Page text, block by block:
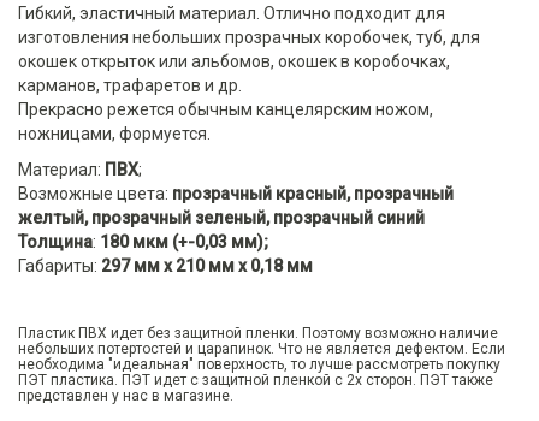
Гибкий, эластичный материал. Отлично подходит для
изготовления небольших прозрачных коробочек, туб, для
окошек открыток или альбомов, окошек в коробочках,
карманов, трафаретов и др.
Прекрасно режется обычным канцелярским ножом,
ножницами, формуется.
Материал: ПВХ;
Возможные цвета: прозрачный красный, прозрачный
желтый, прозрачный зеленый, прозрачный синий
Толщина: 180 мкм (+-0,03 мм);
Габариты: 297 мм х 210 мм х 0,18 мм
Пластик ПВХ идет без защитной пленки. Поэтому возможно наличие
небольших потертостей и царапинок. Что не является дефектом. Если
необходима "идеальная" поверхность, то лучше рассмотреть покупку
ПЭТ пластика. ПЭТ идет с защитной пленкой с 2х сторон. ПЭТ также
представлен у нас в магазине.